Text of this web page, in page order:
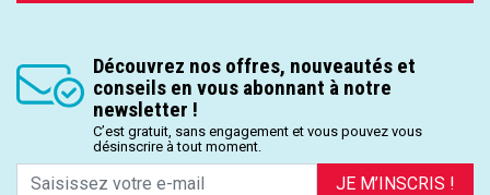
Découvrez nos offres, nouveautés et
conseils en vous abonnant à notre
newsletter !
C’est gratuit, sans engagement et vous pouvez vous
désinscrire à tout moment.
JE M’INSCRIS !